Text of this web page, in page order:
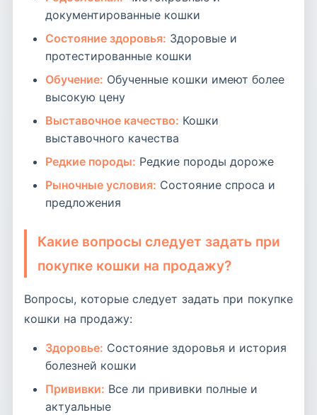
документированные кошки
Состояние здоровья: Здоровые и
протестированные кошки
Обучение: Обученные кошки имеют более
высокую цену
Выставочное качество: Кошки
выставочного качества
Редкие породы: Редкие породы дороже
Рыночные условия: Состояние спроса и
предложения
Какие вопросы следует задать при
покупке кошки на продажу?
Вопросы, которые следует задать при покупке
кошки на продажу:
Здоровье: Состояние здоровья и история
болезней кошки
Прививки: Все ли прививки полные и
актуальные